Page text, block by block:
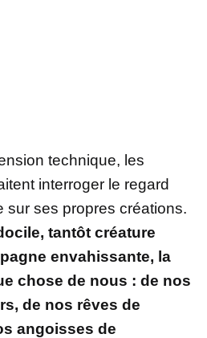
technique, les
interroger le regard
sur ses propres créations.
tantôt créature
envahissante, la
chose de nous : de nos
de nos rêves de
angoisses de